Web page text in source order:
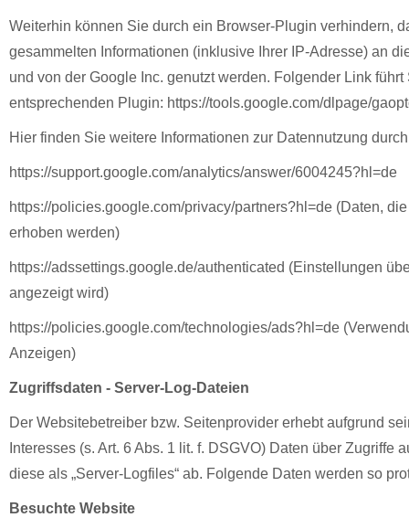
Weiterhin können Sie durch ein Browser-Plugin verhindern,
gesammelten Informationen (inklusive Ihrer IP-Adresse) an
und von der Google Inc. genutzt werden. Folgender Link führt
entsprechenden Plugin: https://tools.google.com/dlpage/
Hier finden Sie weitere Informationen zur Datennutzung
https://support.google.com/analytics/answer/6004245?hl=de
https://policies.google.com/privacy/partners?hl=de (Daten,
erhoben werden)
https://adssettings.google.de/authenticated (Einstellungen
angezeigt wird)
https://policies.google.com/technologies/ads?hl=de
Anzeigen)
Zugriffsdaten - Server-Log-Dateien
Der Websitebetreiber bzw. Seitenprovider erhebt aufgrund
Interesses (s. Art. 6 Abs. 1 lit. f. DSGVO) Daten über Zugriffe
diese als „Server-Logfiles“ ab. Folgende Daten werden so
Besuchte Website